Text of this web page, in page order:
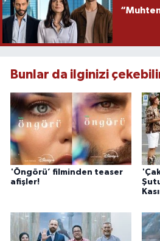
Bunlar da ilginizi
'Öngörü’ filminden teaser
afişler!